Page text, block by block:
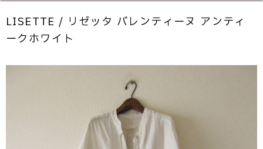
LISETTE / リゼッタ バレンティーヌ アンティ
ークホワイト